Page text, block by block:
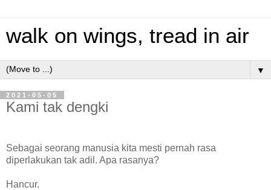
walk on wings, tread in air
▼
2021-05-05
Kami tak dengki
Sebagai seorang manusia kita mesti pernah rasa
diperlakukan tak adil. Apa rasanya?
Hancur.